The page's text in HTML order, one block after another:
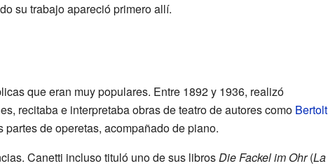
su trabajo apareció primero allí.
que eran muy populares. Entre 1892 y 1936, realizó
recitaba e interpretaba obras de teatro de autores como Bertolt
partes de operetas, acompañado de piano.
Canetti incluso tituló uno de sus librosDie Fackel im Ohr(La